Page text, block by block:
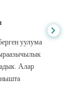
уулума
Алар